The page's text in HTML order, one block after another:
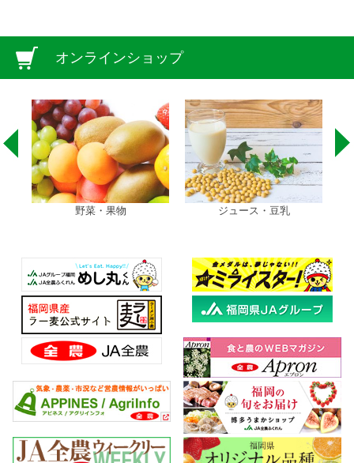
オンラインショップ
野菜・果物 ジュース・豆乳